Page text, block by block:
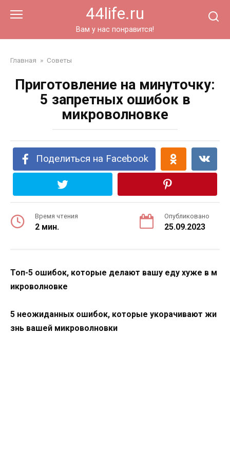
44life.ru
Вам у нас понравится!
Главная » Советы
Приготовление на минуточку:
5 запретных ошибок в
микроволновке
Поделиться на Facebook
Время чтения
2 мин.
Опубликовано
25.09.2023
Топ-5 ошибок, которые делают вашу еду хуже в м
икроволновке
5 неожиданных ошибок, которые укорачивают жи
знь вашей микроволновки